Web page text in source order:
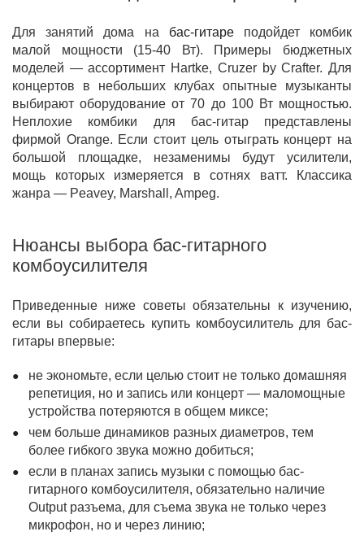
Для занятий дома на бас-гитареподойдет комбик
малой мощности (15-40 Вт). Примеры бюджетных
моделей — ассортимент Hartke, Cruzer by Crafter. Для
концертов в небольших клубах опытные музыканты
выбирают оборудование от 70 до 100 Вт мощностью.
Неплохие комбики для бас-гитар представлены
фирмой Orange. Если стоит цель отыграть концерт на
большой площадке, незаменимы будут усилители,
мощь которых измеряется в сотнях ватт. Классика
жанра — Peavey, Marshall, Ampeg.
Нюансы выбора бас-гитарного
комбоусилителя
Приведенные ниже советы обязательны к изучению,
если вы собираетесь купить комбоусилитель для бас-
гитары впервые:
не экономьте, если целью стоит не только домашняя
репетиция, но и запись или концерт — маломощные
устройства потеряются в общем миксе;
чем больше динамиков разных диаметров, тем
более гибкого звука можно добиться;
если в планах запись музыки с помощью бас-
гитарного комбоусилителя, обязательно наличие
Output разъема, для съема звука не только через
микрофон, но и через линию;